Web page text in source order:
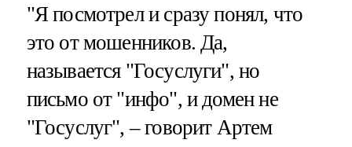
"Я посмотрел и сразу понял, что
это от мошенников. Да,
называется "Госуслуги", но
письмо от "инфо", и домен не
"Госуслуг", – говорит Артем